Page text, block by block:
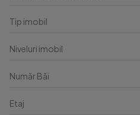
Tip imobil
Niveluri imobil
Număr Băi
Etaj